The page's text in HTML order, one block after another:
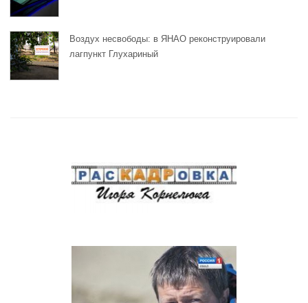
Воздух несвободы: в ЯНАО реконструировали
лагпункт Глухариный